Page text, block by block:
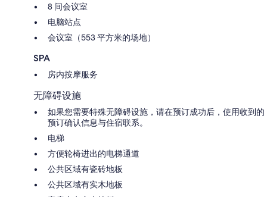
8 间会议室
电脑站点
会议室（553 平方米的场地）
SPA
房内按摩服务
无障碍设施
如果您需要特殊无障碍设施，请在预订成功后，使用收到的
预订确认信息与住宿联系。
电梯
方便轮椅进出的电梯通道
公共区域有瓷砖地板
公共区域有实木地板